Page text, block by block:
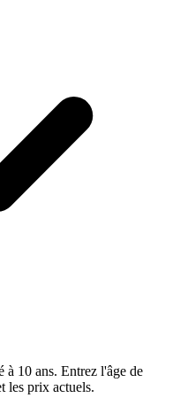
à 10 ans. Entrez l'âge de
les prix actuels.